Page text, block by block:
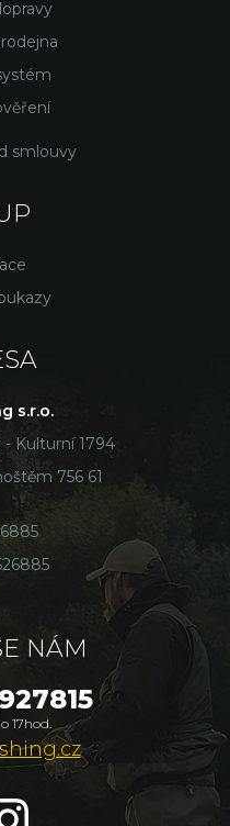
smlouvy
s.r.o.
Kulturní 1794
756 61
NÁM
17hod.